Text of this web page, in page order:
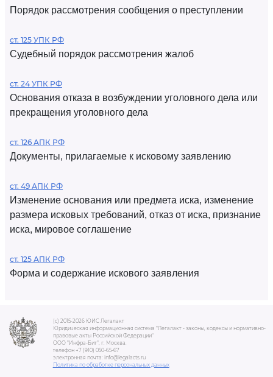
Порядок рассмотрения сообщения о преступлении
ст. 125 УПК РФ
Судебный порядок рассмотрения жалоб
ст. 24 УПК РФ
Основания отказа в возбуждении уголовного дела или
прекращения уголовного дела
ст. 126 АПК РФ
Документы, прилагаемые к исковому заявлению
ст. 49 АПК РФ
Изменение основания или предмета иска, изменение
размера исковых требований, отказ от иска, признание
иска, мировое соглашение
ст. 125 АПК РФ
Форма и содержание искового заявления
(c) 2015-2026 ЮИС Легалакт
Юридическая информационная система "Легалакт - законы, кодексы и нормативно-
правовые акты Российской Федерации"
ООО "Инфра-Бит", г. Москва.
телефон +7 (910) 050-65-67
электронная почта: info@legalacts.ru
Политика по обработке персональных данных